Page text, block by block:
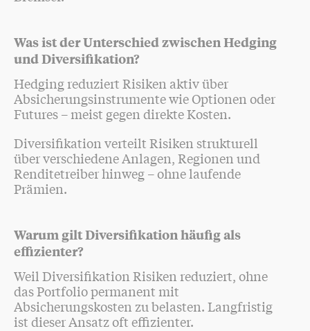
Was ist der Unterschied zwischen Hedging
und Diversifikation?
Hedging reduziert Risiken aktiv über
Absicherungsinstrumente wie Optionen oder
Futures – meist gegen direkte Kosten.
Diversifikation verteilt Risiken strukturell
über verschiedene Anlagen, Regionen und
Renditetreiber hinweg – ohne laufende
Prämien.
Warum gilt Diversifikation häufig als
effizienter?
Weil Diversifikation Risiken reduziert, ohne
das Portfolio permanent mit
Absicherungskosten zu belasten. Langfristig
ist dieser Ansatz oft effizienter.